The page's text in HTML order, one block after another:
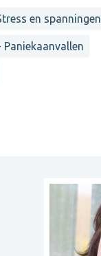
en spanningen
Paniekaanvallen